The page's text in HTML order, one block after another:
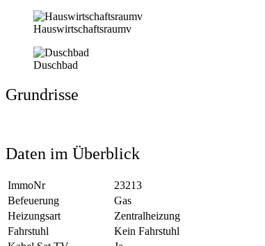
Hauswirtschaftsraumv
Duschbad
Grundrisse
Daten im Überblick
ImmoNr
23213
Befeuerung
Gas
Heizungsart
Zentralheizung
Fahrstuhl
Kein Fahrstuhl